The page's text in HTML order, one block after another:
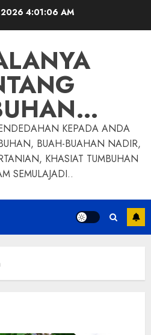
20264:01:07 AM
KEPADA ANDA
BUAH-BUAHAN NADIR,
KHASIAT TUMBUHAN
SEMULAJADI..